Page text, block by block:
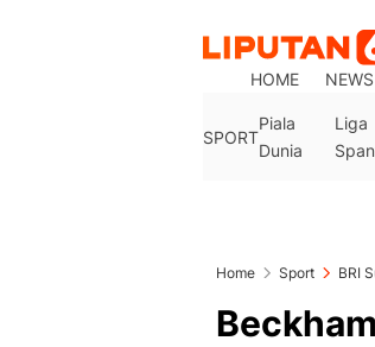
HOME
NEWS
SPORT
Piala
Dunia
Liga
Home Sport BRI